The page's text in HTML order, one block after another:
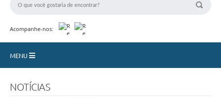
Acompanhe-nos:
MENU
NOTÍCIAS